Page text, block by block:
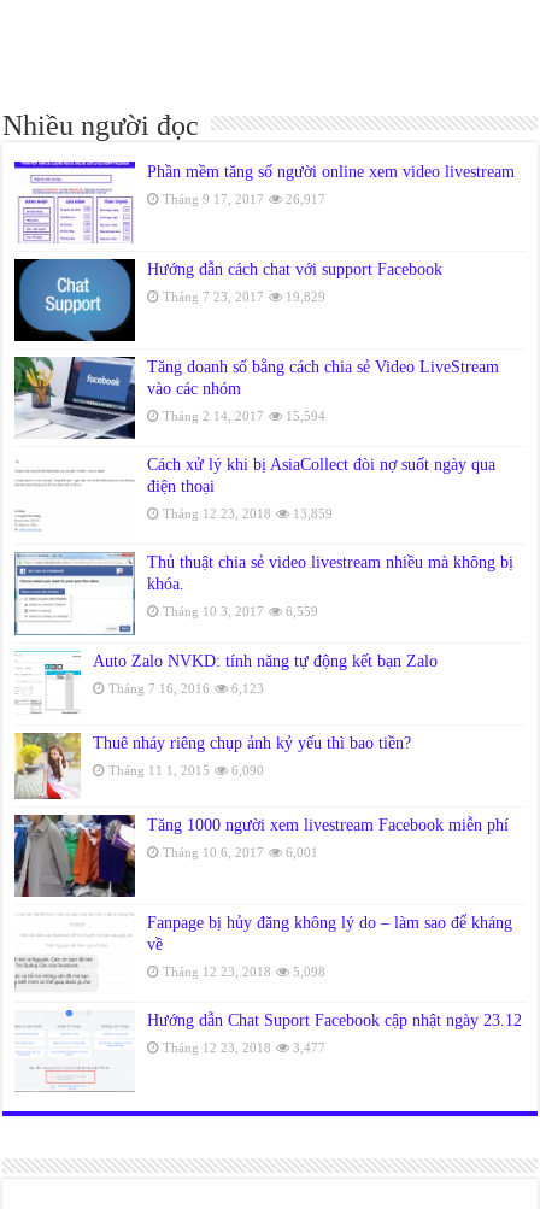
Nhiều người đọc
Phần mềm tăng số người online xem video livestream
Tháng 9 17, 2017 26,917
Hướng dẫn cách chat với support Facebook
Tháng 7 23, 2017 19,829
Tăng doanh số bằng cách chia sẻ Video LiveStream
vào các nhóm
Tháng 2 14, 2017 15,594
Cách xử lý khi bị AsiaCollect đòi nợ suốt ngày qua
điện thoại
Tháng 12 23, 2018 13,859
Thủ thuật chia sẻ video livestream nhiều mà không bị
khóa.
Tháng 10 3, 2017 6,559
Auto Zalo NVKD: tính năng tự động kết bạn Zalo
Tháng 7 16, 2016 6,123
Thuê nháy riêng chụp ảnh kỷ yếu thì bao tiền?
Tháng 11 1, 2015 6,090
Tăng 1000 người xem livestream Facebook miễn phí
Tháng 10 6, 2017 6,001
Fanpage bị hủy đăng không lý do – làm sao để kháng
về
Tháng 12 23, 2018 5,098
Hướng dẫn Chat Suport Facebook cập nhật ngày 23.12
Tháng 12 23, 2018 3,477